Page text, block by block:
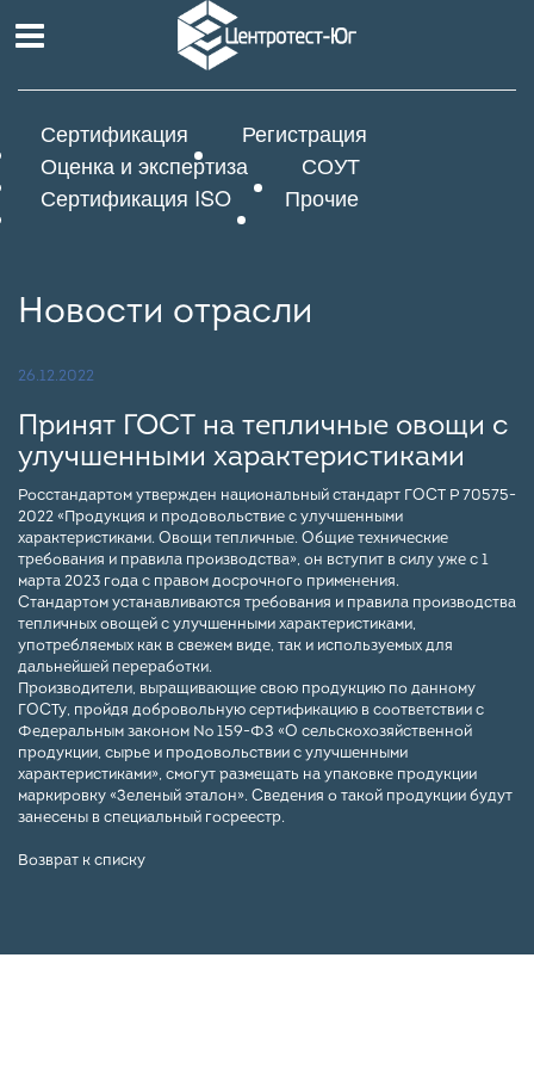
Сертификация
Регистрация
Оценка и экспертиза
СОУТ
Сертификация ISO
Прочие
Новости отрасли
26.12.2022
Принят ГОСТ на тепличные овощи с
улучшенными характеристиками
Росстандартом утвержден национальный стандарт ГОСТ Р 70575-
2022 «Продукция и продовольствие с улучшенными
характеристиками. Овощи тепличные. Общие технические
требования и правила производства», он вступит в силу уже с 1
марта 2023 года с правом досрочного применения.
Стандартом устанавливаются требования и правила производства
тепличных овощей с улучшенными характеристиками,
употребляемых как в свежем виде, так и используемых для
дальнейшей переработки.
Производители, выращивающие свою продукцию по данному
ГОСТу, пройдя добровольную сертификацию в соответствии с
Федеральным законом № 159-ФЗ «О сельскохозяйственной
продукции, сырье и продовольствии с улучшенными
характеристиками», смогут размещать на упаковке продукции
маркировку «Зеленый эталон». Сведения о такой продукции будут
занесены в специальный госреестр.
Возврат к списку